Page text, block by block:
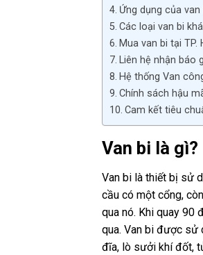
Ứng dụng của
Các loại van bi
Mua van bi tại TP.
Liên hệ nhận báo
Hệ thống Van
Chính sách hậu
Cam kết tiêu
Van bi là gì?
Van bi là thiết bị sử
cầu có một cổng,
qua nó. Khi quay 90
qua. Van bi được sử
đĩa, lò sưởi khí đốt,